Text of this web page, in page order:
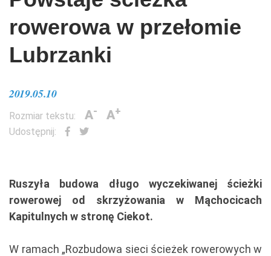
rowerowa w przełomie
Lubrzanki
2019.05.10
Rozmiar tekstu: A- A+
Udostępnij:
Ruszyła budowa długo wyczekiwanej ścieżki
rowerowej od skrzyżowania w Mąchocicach
Kapitulnych w stronę Ciekot.
W ramach „Rozbudowa sieci ścieżek rowerowych w